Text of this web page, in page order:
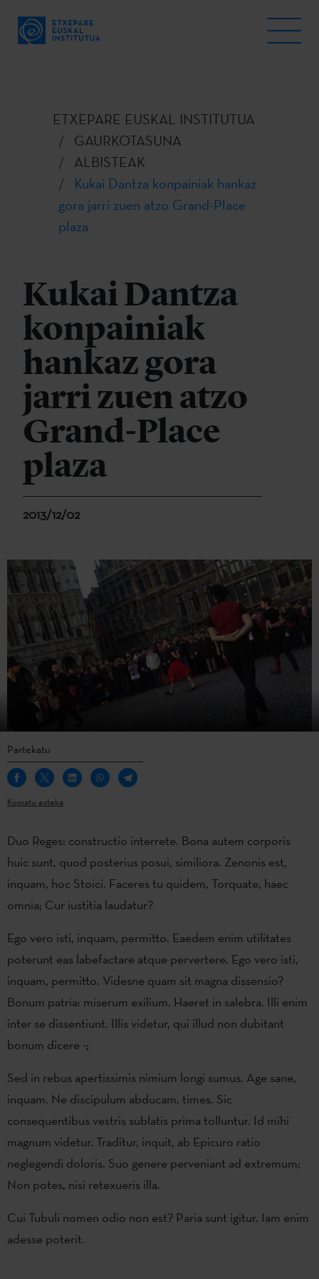
ETXEPARE EUSKAL INSTITUTUA
GAURKOTASUNA
ALBISTEAK
Kukai Dantza konpainiak hankaz
gora jarri zuen atzo Grand-Place
plaza
Kukai Dantza
konpainiak
hankaz gora
jarri zuen atzo
Grand-Place
plaza
2013/12/02
Partekatu
Kopiatu esteka
Duo Reges: constructio interrete. Bona autem corporis
huic sunt, quod posterius posui, similiora. Zenonis est,
inquam, hoc Stoici. Faceres tu quidem, Torquate, haec
omnia; Cur iustitia laudatur?
Ego vero isti, inquam, permitto. Eaedem enim utilitates
poterunt eas labefactare atque pervertere. Ego vero isti,
inquam, permitto. Videsne quam sit magna dissensio?
Bonum patria: miserum exilium. Haeret in salebra. Illi enim
inter se dissentiunt. Illis videtur, qui illud non dubitant
bonum dicere -;
Sed in rebus apertissimis nimium longi sumus. Age sane,
inquam. Ne discipulum abducam, times. Sic
consequentibus vestris sublatis prima tolluntur. Id mihi
magnum videtur. Traditur, inquit, ab Epicuro ratio
neglegendi doloris. Suo genere perveniant ad extremum;
Non potes, nisi retexueris illa.
Cui Tubuli nomen odio non est? Paria sunt igitur. Iam enim
adesse poterit.